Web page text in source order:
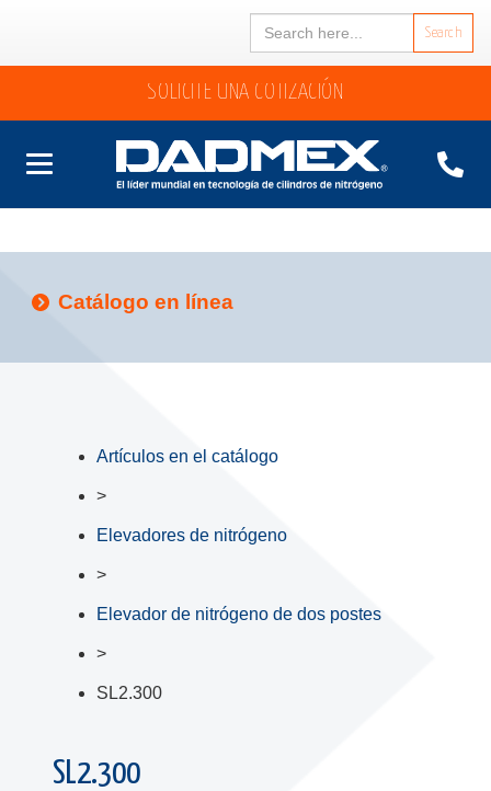
Search
for:
SOLICITE UNA COTIZACIÓN
Catálogo en línea
Artículos en el catálogo
>
Elevadores de nitrógeno
>
Elevador de nitrógeno de dos postes
>
SL2.300
SL2.300